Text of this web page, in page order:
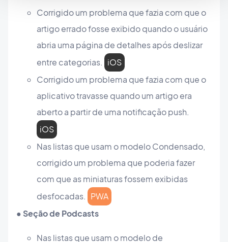
Corrigido um problema que fazia com que o
artigo errado fosse exibido quando o usuário
abria uma página de detalhes após deslizar
entre categorias. iOS
Corrigido um problema que fazia com que o
aplicativo travasse quando um artigo era
aberto a partir de uma notificação push.
iOS
Nas listas que usam o modelo Condensado,
corrigido um problema que poderia fazer
com que as miniaturas fossem exibidas
desfocadas. PWA
● Seção de Podcasts
Nas listas que usam o modelo de